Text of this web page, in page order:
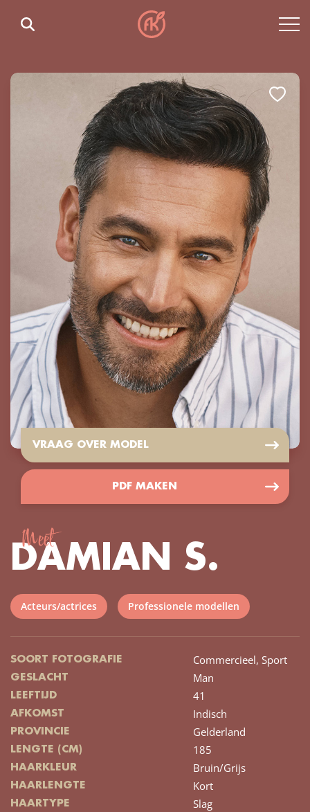
VRAAG OVER MODEL
PDF MAKEN
Meet
DAMIAN S.
Acteurs/actrices Professionele modellen
SOORT FOTOGRAFIE Commercieel, Sport
GESLACHT Man
LEEFTIJD 41
AFKOMST Indisch
PROVINCIE Gelderland
LENGTE (CM) 185
HAARKLEUR Bruin/Grijs
HAARLENGTE Kort
HAARTYPE Slag